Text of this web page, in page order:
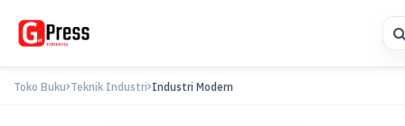
Toko Buku Teknik Industri Industri Modern